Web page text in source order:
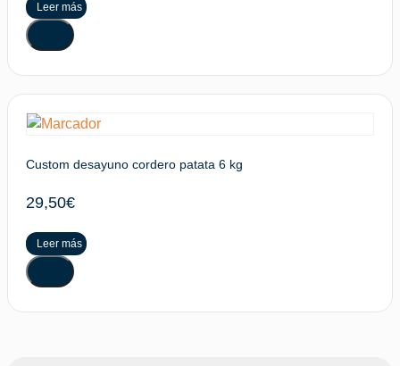
Leer más
Custom desayuno cordero patata 6 kg
29,50€
Leer más